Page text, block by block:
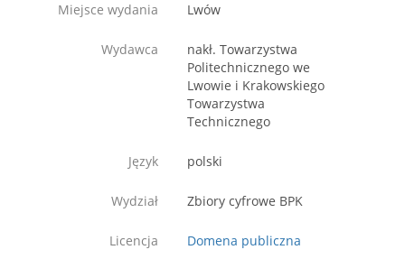
Miejsce wydania Lwów
Wydawca
nakł. Towarzystwa
Politechnicznego we
Lwowie i Krakowskiego
Towarzystwa
Technicznego
Język polski
Wydział Zbiory cyfrowe BPK
Licencja Domena publiczna